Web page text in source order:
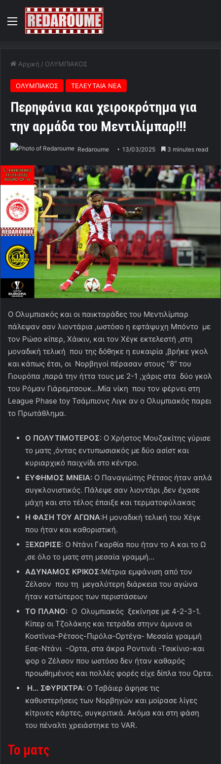
Menu
Αρχική / ΟΛΥΜΠΙΑΚΟΣ
ΟΛΥΜΠΙΑΚΟΣ ΤΕΛΕΥΤΑΙΑ ΝΕΑ
Περηφάνια και χειροκρότημα για
την αρμάδα του Μεντιλίμπαρ!!!
Redaroume 13/03/2025 3 minutes read
Ο Ολυμπιακός και οι παικταράδες του Μεντιλίμπαρ
πάλεψαν σαν λιοντάρια ,ωστόσο η εφτάψυχη Μπόντο με
τον Ρώσο κίπερ, Χάικιν, και τον Χέγκ εκτελεστή ,στη
μοναδική τελική που της δόθηκε η ευκαιρία ,βρήκε γκολ
και κάπως έτσι, οι Νορβηγοί πέρασαν στους “8” του
Γιουρόπα ,παρά την ήττα τους με 2-1 ,χάρις στα δύο γκολ
του Ρόμαν Γιάρεμτσουκ…Μία νίκη που τον φέρνει στη
League Phase toy Τσάμπιονς Λιγκ αν ο Ολυμπιακός παρει
το Πρωτάθλημα.
Ο ΠΟΛΥΤΙΜΟΤΕΡΟΣ: Ο Χρήστος Μουζακίτης γύρισε
το ματς ,όντας εντυπωσιακός με δύο ασίστ και
κυριαρχικό παιχνίδι στο κέντρο.
ΕΥΦΗΜΟΣ ΜΝΕΙΑ: Ο Παναγιώτης Ρέτσος ήταν απλά
συγκλονιστικός. Πάλεψε σαν λιοντάρι ,δεν έχασε
μάχη και στο τέλος έπαιξε και τερματοφύλακας
Η ΦΑΣΗ ΤΟΥ ΑΓΩΝΑ:Η μοναδική τελική του Χέγκ
που ήταν και καθοριστική.
ΞΕΧΩΡΙΣΕ: Ο Ντάνι Γκαρθία που ήταν το Α και το Ω
,σε όλο το ματς στη μεσαία γραμμή…
ΑΔΥΝΑΜΟΣ ΚΡΙΚΟΣ:Μέτρια εμφάνιση από τον
Ζέλσον που τη μεγαλύτερη διάρκεια του αγώνα
ήταν κατώτερος των περιστάσεων
ΤΟ ΠΛΑΝΟ: Ο Ολυμπιακός ξεκίνησε με 4-2-3-1.
Κίπερ οι Τζολάκης και τετράδα στηνν άμυνα οι
Κοστίνια-Ρέτσος-Πιρόλα-Ορτέγα- Μεσαία γραμμή
Εσε-Ντάνι -Ορτα, στα άκρα Ροντινέι -Τσικίνιο-και
φορ ο Ζέλσον που ωστόσο δεν ήταν καθαρός
προωθημένος και πολλές φορές είχε δίπλα του Ορτα.
Η… ΣΦΥΡΙΧΤΡΑ: Ο Τσβάιερ άφησε τις
καθυστερήσεις των Νορβηγών και μοίρασε λίγες
κίτρινες κάρτες, συγκριτικά. Ακόμα και στη φάση
του πέναλτι χρειάστηκε το VAR.
Το ματς